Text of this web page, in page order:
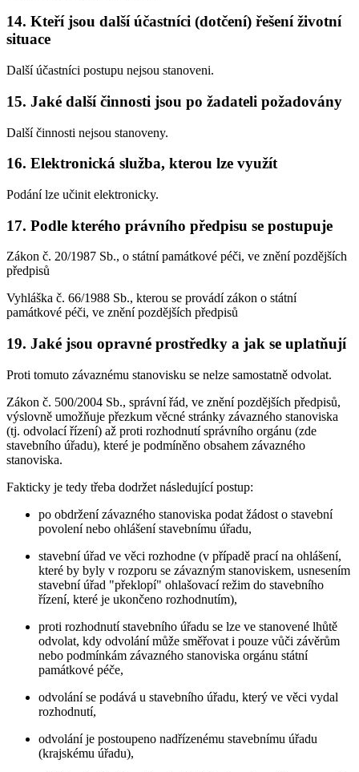
14. Kteří jsou další účastníci (dotčení) řešení životní
situace
Další účastníci postupu nejsou stanoveni.
15. Jaké další činnosti jsou po žadateli požadovány
Další činnosti nejsou stanoveny.
16. Elektronická služba, kterou lze využít
Podání lze učinit elektronicky.
17. Podle kterého právního předpisu se postupuje
Zákon č. 20/1987 Sb., o státní památkové péči, ve znění pozdějších
předpisů
Vyhláška č. 66/1988 Sb., kterou se provádí zákon o státní
památkové péči, ve znění pozdějších předpisů
19. Jaké jsou opravné prostředky a jak se uplatňují
Proti tomuto závaznému stanovisku se nelze samostatně odvolat.
Zákon č. 500/2004 Sb., správní řád, ve znění pozdějších předpisů,
výslovně umožňuje přezkum věcné stránky závazného stanoviska
(tj. odvolací řízení) až proti rozhodnutí správního orgánu (zde
stavebního úřadu), které je podmíněno obsahem závazného
stanoviska.
Fakticky je tedy třeba dodržet následující postup:
po obdržení závazného stanoviska podat žádost o stavební
povolení nebo ohlášení stavebnímu úřadu,
stavební úřad ve věci rozhodne (v případě prací na ohlášení,
které by byly v rozporu se závazným stanoviskem, usnesením
stavební úřad "překlopí" ohlašovací režim do stavebního
řízení, které je ukončeno rozhodnutím),
proti rozhodnutí stavebního úřadu se lze ve stanovené lhůtě
odvolat, kdy odvolání může směřovat i pouze vůči závěrům
nebo podmínkám závazného stanoviska orgánu státní
památkové péče,
odvolání se podává u stavebního úřadu, který ve věci vydal
rozhodnutí,
odvolání je postoupeno nadřízenému stavebnímu úřadu
(krajskému úřadu),